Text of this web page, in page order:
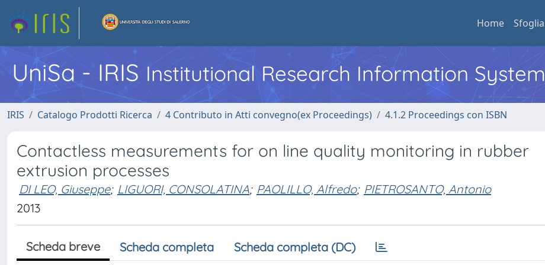
Home Sfoglia
UniSa - IRIS Institutional Research Information System
IRIS Catalogo Prodotti Ricerca 4 Contributo in Atti convegno(ex Proceedings) 4.1.2 Proceedings con ISBN
Contactless measurements for on line quality monitoring in rubber
extrusion processes
DI LEO, Giuseppe; LIGUORI, CONSOLATINA; PAOLILLO, Alfredo; PIETROSANTO, Antonio
2013
Scheda breve Scheda completa Scheda completa (DC)